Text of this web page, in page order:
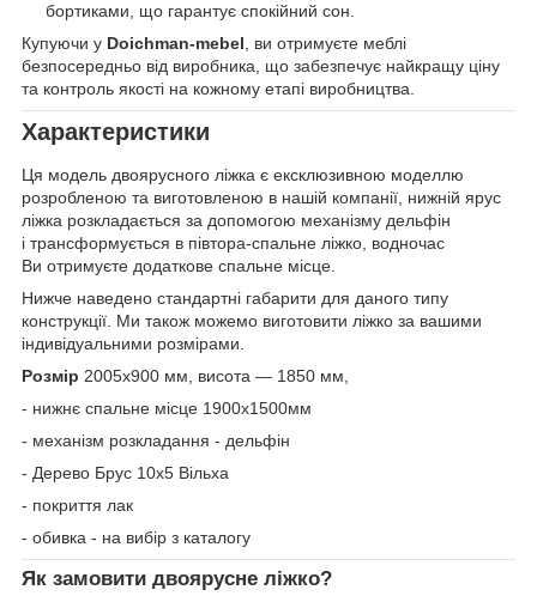
бортиками, що гарантує спокійний сон.
Купуючи у Doichman-mebel, ви отримуєте меблі
безпосередньо від виробника, що забезпечує найкращу ціну
та контроль якості на кожному етапі виробництва.
Характеристики
Ця модель двоярусного ліжка є ексклюзивною моделлю
розробленою та виготовленою в нашій компанії, нижній ярус
ліжка розкладається за допомогою механізму дельфін
і трансформується в півтора-спальне ліжко, водночас
Ви отримуєте додаткове спальне місце.
Нижче наведено стандартні габарити для даного типу
конструкції. Ми також можемо виготовити ліжко за вашими
індивідуальними розмірами.
Розмір 2005х900 мм, висота — 1850 мм,
- нижнє спальне місце 1900х1500мм
- механізм розкладання - дельфін
- Дерево Брус 10х5 Вільха
- покриття лак
- обивка - на вибір з каталогу
Як замовити двоярусне ліжко?